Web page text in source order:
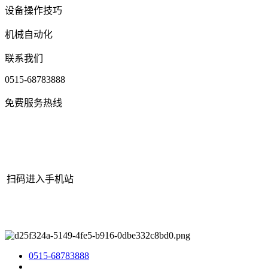
设备操作技巧
机械自动化
联系我们
0515-68783888
免费服务热线
扫码进入手机站
0515-68783888